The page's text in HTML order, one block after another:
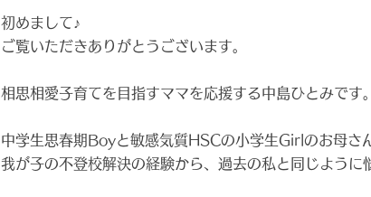
初めまして♪
ご覧いただきありがとうございます。
相思相愛子育てを目指すママを応援する中島ひとみです。
中学生思春期Boyと敏感気質HSCの小学生Girlのお母さ
我が子の不登校解決の経験から、過去の私と同じように